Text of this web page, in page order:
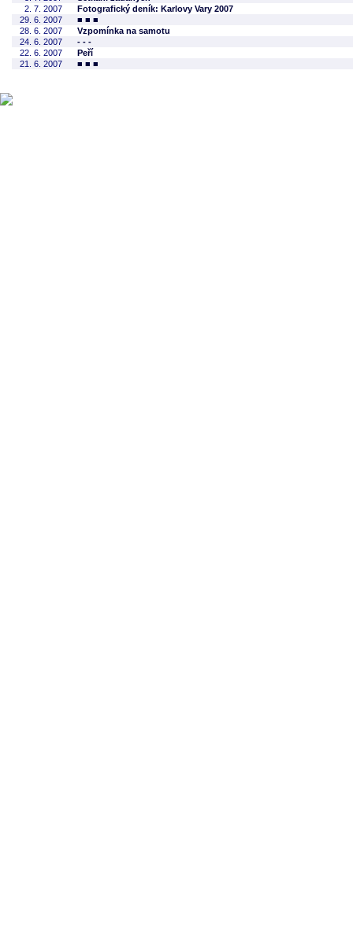
2. 7. 2007
Fotografický deník: Karlovy Vary 2007
29. 6. 2007
■ ■ ■
28. 6. 2007
Vzpomínka na samotu
24. 6. 2007
- - -
22. 6. 2007
Peří
21. 6. 2007
■ ■ ■